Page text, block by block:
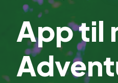
App til